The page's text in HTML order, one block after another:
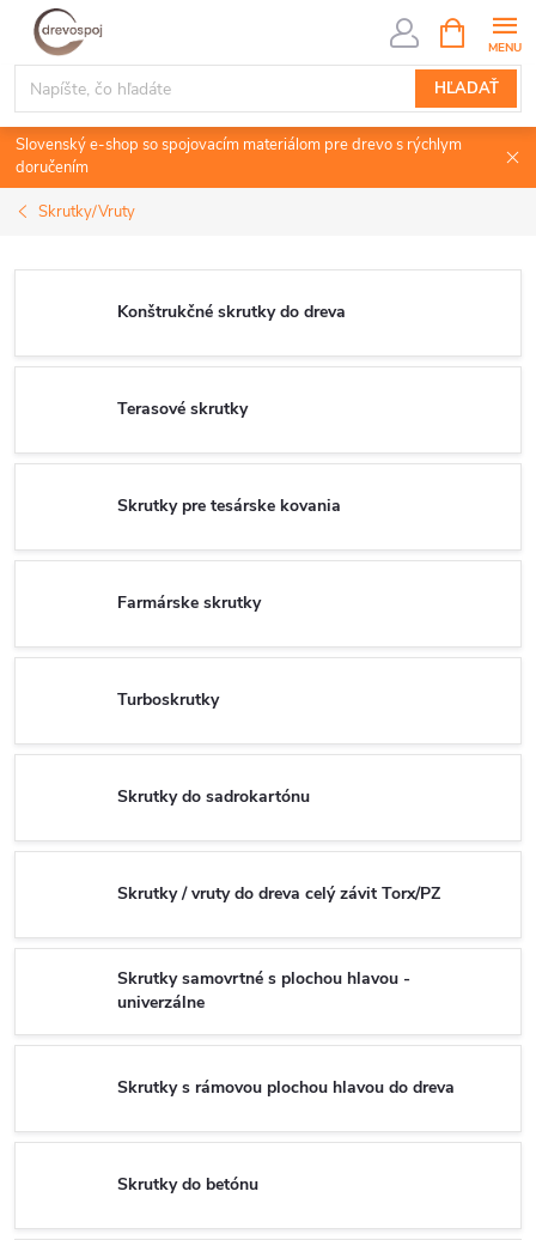
Prejsť
obsah
HĽADAŤ
KOŠÍK
Slovenský e-shop so spojovacím materiálom pre drevo s rýchlym
doručením
Skrutky/Vruty
Konštrukčné skrutky do dreva
Terasové skrutky
Skrutky pre tesárske kovania
Farmárske skrutky
Turboskrutky
Skrutky do sadrokartónu
Skrutky / vruty do dreva celý závit Torx/PZ
Skrutky samovrtné s plochou hlavou -
univerzálne
Skrutky s rámovou plochou hlavou do dreva
Skrutky do betónu